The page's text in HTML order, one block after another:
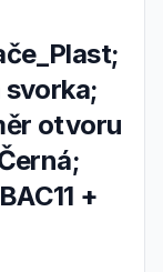
svorka;
otvoru
+